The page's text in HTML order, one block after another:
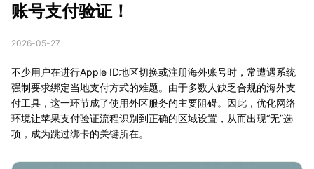
账号支付验证！
2026-05-27
不少用户在进行Apple ID地区切换或注册海外账号时，常遭遇系统
强制要求绑定当地支付方式的难题。由于多数人缺乏合规的海外支
付工具，这一环节成了使用外区服务的主要阻碍。因此，优化网络
环境让苹果支付验证流程识别到正确的区域设置，从而出现“无”选
项，成为跳过绑卡的关键所在。